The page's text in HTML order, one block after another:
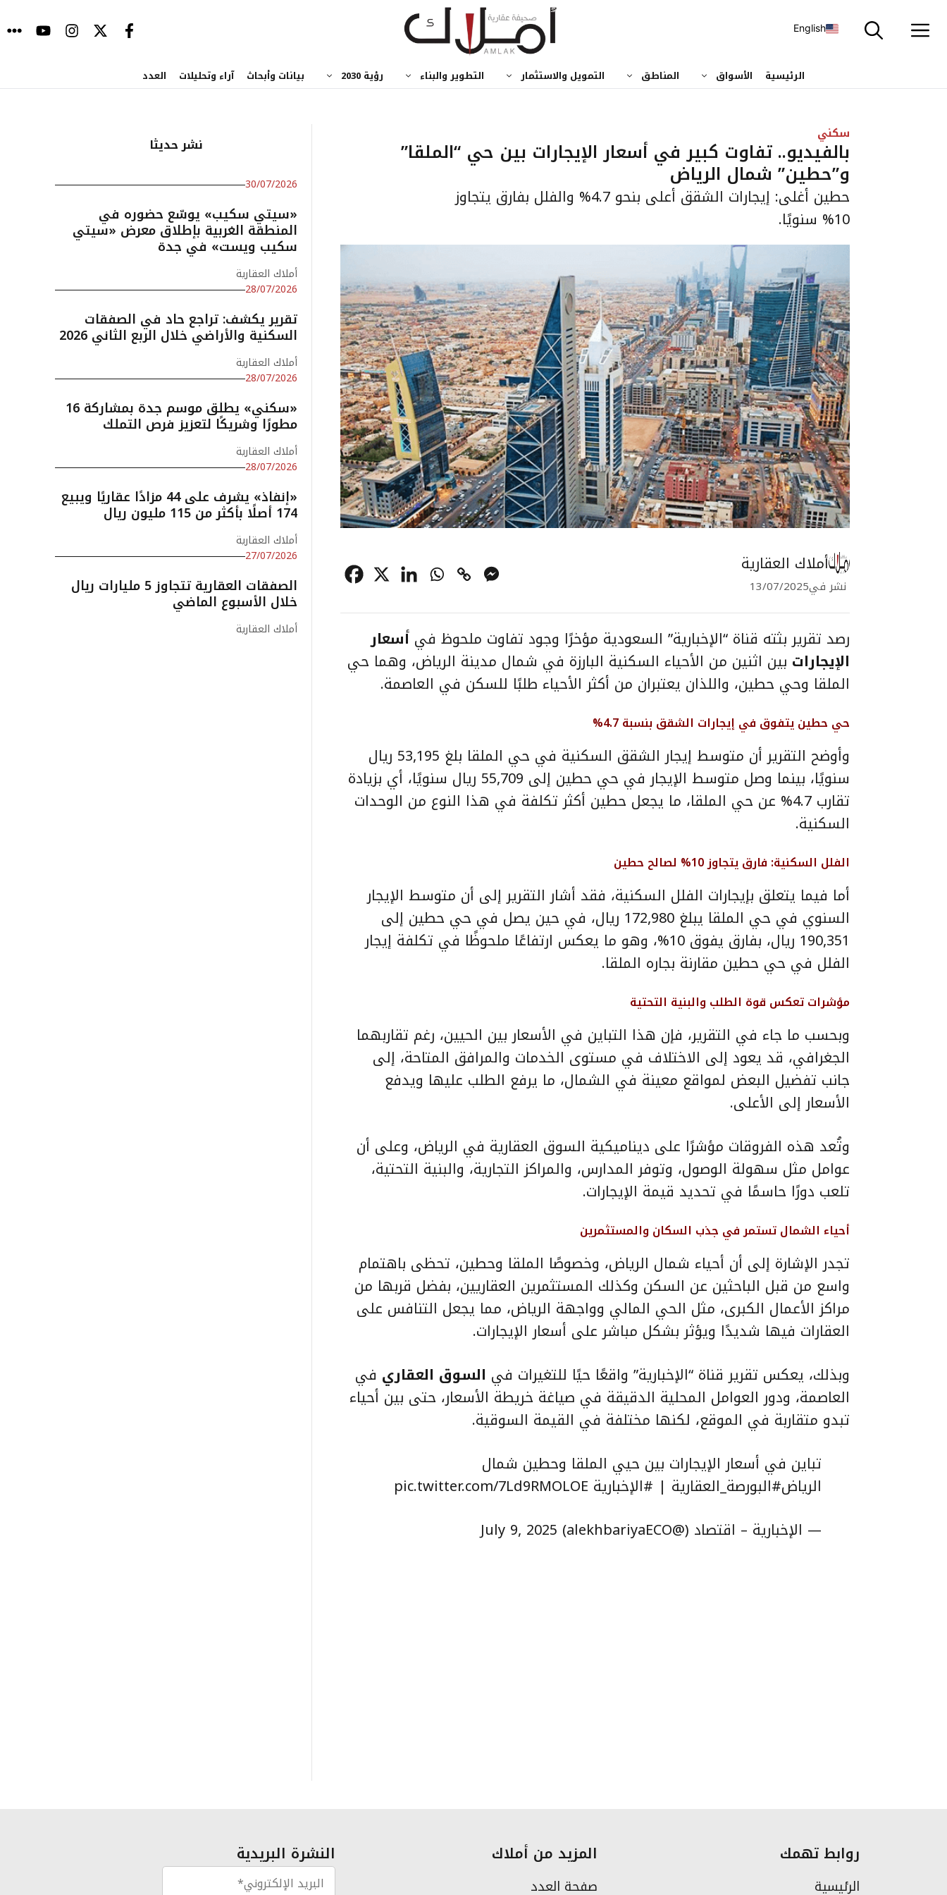
إلى
English
الرئيسية الأسواق المناطق التمويل والاستثمار التطوير والبناء رؤية 2030 بيانات وأبحاث آراء وتحليلات العدد
سكني
بالفيديو.. تفاوت كبير في أسعار الإيجارات بين حي “الملقا”
و”حطين” شمال الرياض
حطين أغلى: إيجارات الشقق أعلى بنحو 4.7% والفلل بفارق يتجاوز
10% سنويًا.
أملاك العقارية
نشر في13/07/2025
رصد تقرير بثته قناة “الإخبارية” السعودية مؤخرًا وجود تفاوت ملحوظ في أسعار
الإيجارات بين اثنين من الأحياء السكنية البارزة في شمال مدينة الرياض، وهما حي
الملقا وحي حطين، واللذان يعتبران من أكثر الأحياء طلبًا للسكن في العاصمة.
حي حطين يتفوق في إيجارات الشقق بنسبة 4.7%
وأوضح التقرير أن متوسط إيجار الشقق السكنية في حي الملقا بلغ 53,195 ريال
سنويًا، بينما وصل متوسط الإيجار في حي حطين إلى 55,709 ريال سنويًا، أي بزيادة
تقارب 4.7% عن حي الملقا، ما يجعل حطين أكثر تكلفة في هذا النوع من الوحدات
السكنية.
الفلل السكنية: فارق يتجاوز 10% لصالح حطين
أما فيما يتعلق بإيجارات الفلل السكنية، فقد أشار التقرير إلى أن متوسط الإيجار
السنوي في حي الملقا يبلغ 172,980 ريال، في حين يصل في حي حطين إلى
190,351 ريال، بفارق يفوق 10%، وهو ما يعكس ارتفاعًا ملحوظًا في تكلفة إيجار
الفلل في حي حطين مقارنة بجاره الملقا.
مؤشرات تعكس قوة الطلب والبنية التحتية
وبحسب ما جاء في التقرير، فإن هذا التباين في الأسعار بين الحيين، رغم تقاربهما
الجغرافي، قد يعود إلى الاختلاف في مستوى الخدمات والمرافق المتاحة، إلى
جانب تفضيل البعض لمواقع معينة في الشمال، ما يرفع الطلب عليها ويدفع
الأسعار إلى الأعلى.
وتُعد هذه الفروقات مؤشرًا على ديناميكية السوق العقارية في الرياض، وعلى أن
عوامل مثل سهولة الوصول، وتوفر المدارس، والمراكز التجارية، والبنية التحتية،
تلعب دورًا حاسمًا في تحديد قيمة الإيجارات.
أحياء الشمال تستمر في جذب السكان والمستثمرين
تجدر الإشارة إلى أن أحياء شمال الرياض، وخصوصًا الملقا وحطين، تحظى باهتمام
واسع من قبل الباحثين عن السكن وكذلك المستثمرين العقاريين، بفضل قربها من
مراكز الأعمال الكبرى، مثل الحي المالي وواجهة الرياض، مما يجعل التنافس على
العقارات فيها شديدًا ويؤثر بشكل مباشر على أسعار الإيجارات.
وبذلك، يعكس تقرير قناة “الإخبارية” واقعًا حيًا للتغيرات في السوق العقاري في
العاصمة، ودور العوامل المحلية الدقيقة في صياغة خريطة الأسعار، حتى بين أحياء
تبدو متقاربة في الموقع، لكنها مختلفة في القيمة السوقية.
تباين في أسعار الإيجارات بين حيي الملقا وحطين شمال
الرياض#البورصة_العقارية | #الإخبارية pic.twitter.com/7Ld9RMOLOE
— الإخبارية – اقتصاد (@alekhbariyaECO)
July 9, 2025
نشر حديثا
30/07/2026
«سيتي سكيب» يوسّع حضوره في
المنطقة الغربية بإطلاق معرض «سيتي
سكيب ويست» في جدة
أملاك العقارية
28/07/2026
تقرير يكشف: تراجع حاد في الصفقات
السكنية والأراضي خلال الربع الثاني 2026
أملاك العقارية
28/07/2026
«سكني» يطلق موسم جدة بمشاركة 16
مطورًا وشريكًا لتعزيز فرص التملك
أملاك العقارية
28/07/2026
«إنفاذ» يشرف على 44 مزادًا عقاريًا ويبيع
174 أصلًا بأكثر من 115 مليون ريال
أملاك العقارية
27/07/2026
الصفقات العقارية تتجاوز 5 مليارات ريال
خلال الأسبوع الماضي
أملاك العقارية
روابط تهمك
الرئيسية
المزيد من أملاك
صفحة العدد
النشرة البريدية